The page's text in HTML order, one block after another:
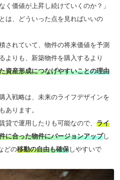
く価値が上昇し続けていくのか？」
は、どういった点を見ればいいの
されていて、物件の将来価値を予測
よりも、新築物件を購入するより
資産形成につなげやすいことの理由
入戦略は、未来のライフデザインを
あります。
貸で運用したりも可能なので、ライ
に合った物件にバージョンアップし
どの移動の自由も確保しやすいで